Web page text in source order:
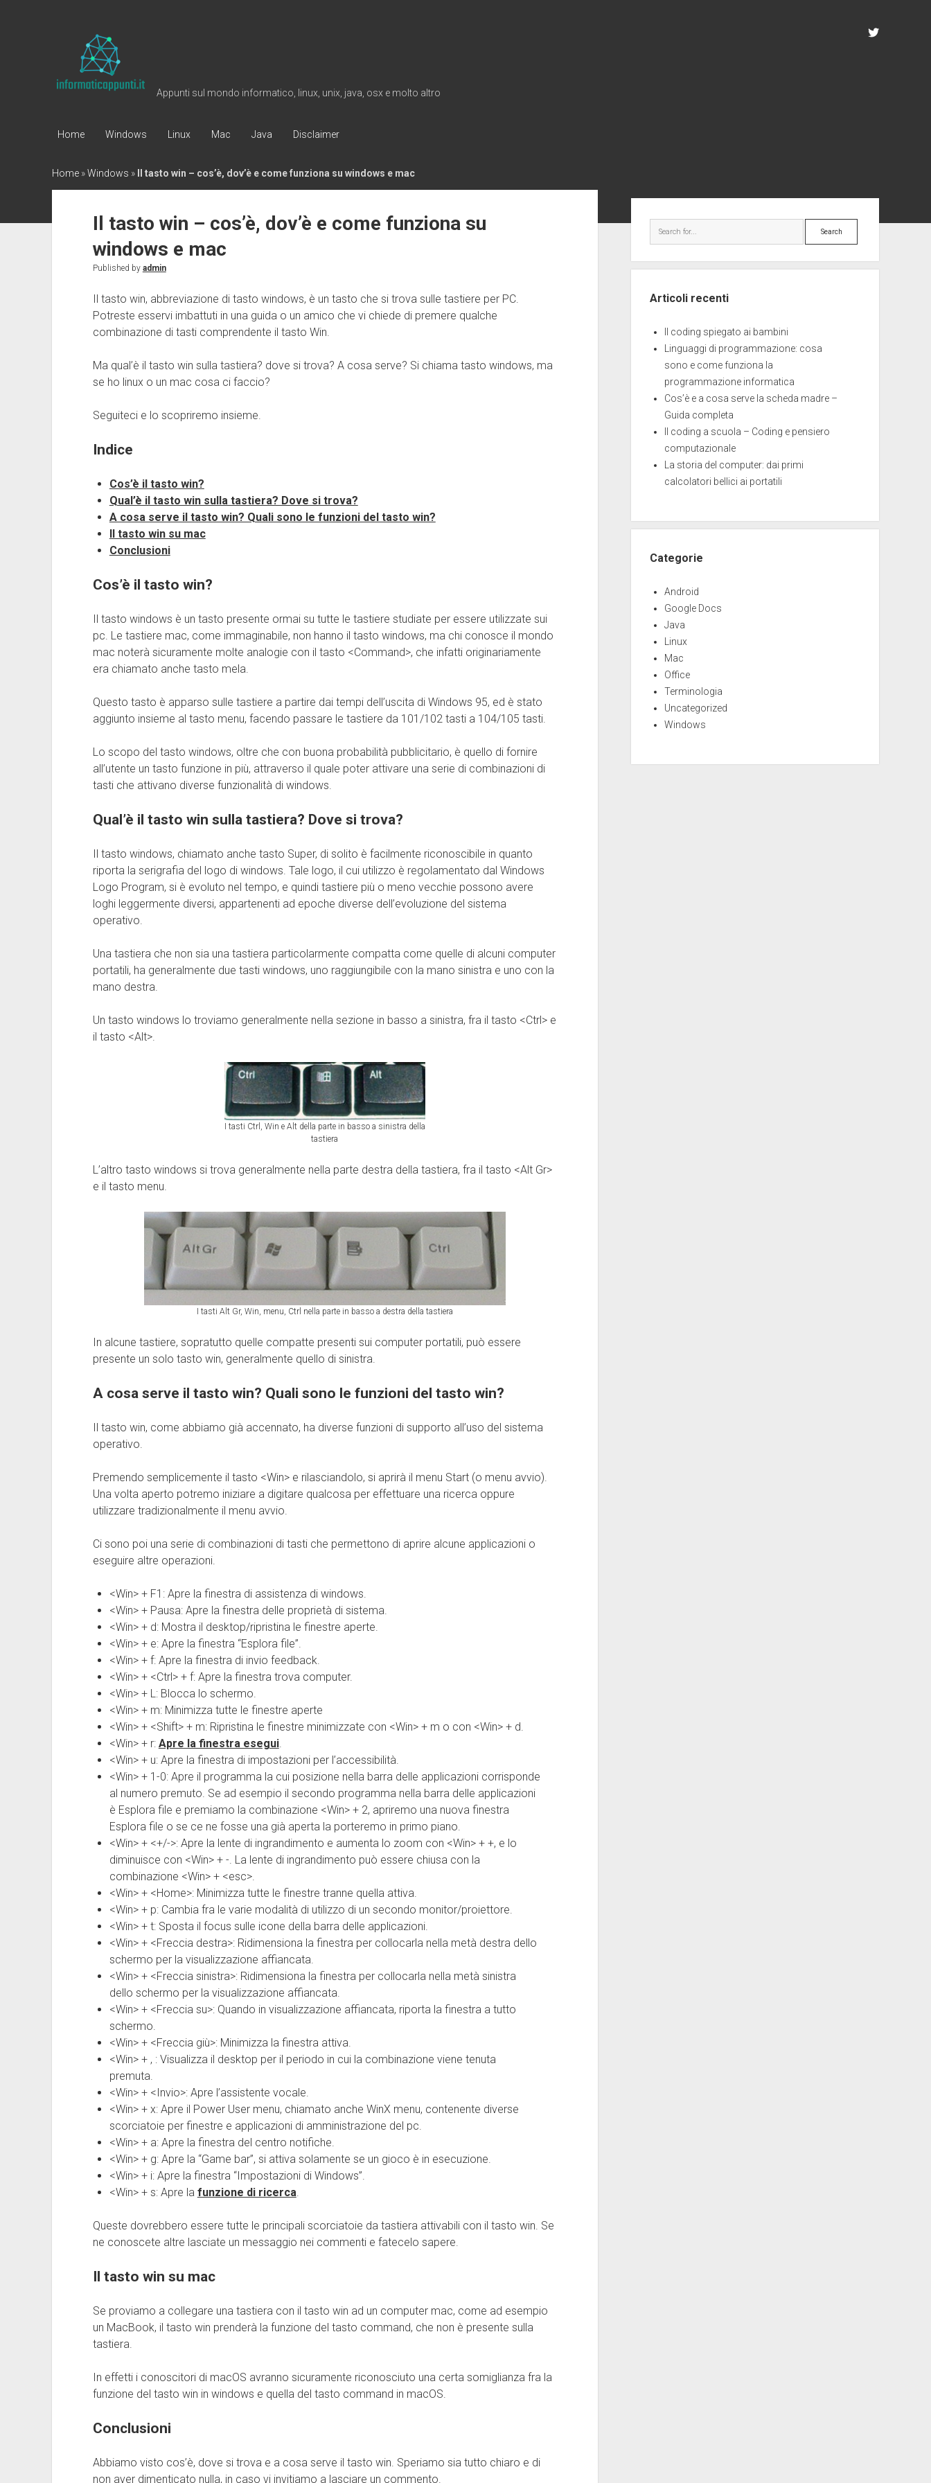
Informaticappunti
Appunti sul mondo informatico, linux, unix, java, osx e molto altro
twitter
Home Windows Linux Mac Java Disclaimer
Home»Windows » Il tasto win – cos’è, dov’è e come funziona su windows e mac
Il tasto win – cos’è, dov’è e come funziona su
windows e mac
Published by admin
Il tasto win, abbreviazione di tasto windows, è un tasto che si trova sulle tastiere per PC.
Potreste esservi imbattuti in una guida o un amico che vi chiede di premere qualche
combinazione di tasti comprendente il tasto Win.
Ma qual’è il tasto win sulla tastiera? dove si trova? A cosa serve? Si chiama tasto windows, ma
se ho linux o un mac cosa ci faccio?
Seguiteci e lo scopriremo insieme.
Indice
Cos’è il tasto win?
Qual’è il tasto win sulla tastiera? Dove si trova?
A cosa serve il tasto win? Quali sono le funzioni del tasto win?
Il tasto win su mac
Conclusioni
Cos’è il tasto win?
Il tasto windows è un tasto presente ormai su tutte le tastiere studiate per essere utilizzate sui
pc. Le tastiere mac, come immaginabile, non hanno il tasto windows, ma chi conosce il mondo
mac noterà sicuramente molte analogie con il tasto <Command>, che infatti originariamente
era chiamato anche tasto mela.
Questo tasto è apparso sulle tastiere a partire dai tempi dell’uscita di Windows 95, ed è stato
aggiunto insieme al tasto menu, facendo passare le tastiere da 101/102 tasti a 104/105 tasti.
Lo scopo del tasto windows, oltre che con buona probabilità pubblicitario, è quello di fornire
all’utente un tasto funzione in più, attraverso il quale poter attivare una serie di combinazioni di
tasti che attivano diverse funzionalità di windows.
Qual’è il tasto win sulla tastiera? Dove si trova?
Il tasto windows, chiamato anche tasto Super, di solito è facilmente riconoscibile in quanto
riporta la serigrafia del logo di windows. Tale logo, il cui utilizzo è regolamentato dal Windows
Logo Program, si è evoluto nel tempo, e quindi tastiere più o meno vecchie possono avere
loghi leggermente diversi, appartenenti ad epoche diverse dell’evoluzione del sistema
operativo.
Una tastiera che non sia una tastiera particolarmente compatta come quelle di alcuni computer
portatili, ha generalmente due tasti windows, uno raggiungibile con la mano sinistra e uno con la
mano destra.
Un tasto windows lo troviamo generalmente nella sezione in basso a sinistra, fra il tasto <Ctrl> e
il tasto <Alt>.
I tasti Ctrl, Win e Alt della parte in basso a sinistra della
tastiera
L’altro tasto windows si trova generalmente nella parte destra della tastiera, fra il tasto <Alt Gr>
e il tasto menu.
I tasti Alt Gr, Win, menu, Ctrl nella parte in basso a destra della tastiera
In alcune tastiere, sopratutto quelle compatte presenti sui computer portatili, può essere
presente un solo tasto win, generalmente quello di sinistra.
A cosa serve il tasto win? Quali sono le funzioni del tasto win?
Il tasto win, come abbiamo già accennato, ha diverse funzioni di supporto all’uso del sistema
operativo.
Premendo semplicemente il tasto <Win> e rilasciandolo, si aprirà il menu Start (o menu avvio).
Una volta aperto potremo iniziare a digitare qualcosa per effettuare una ricerca oppure
utilizzare tradizionalmente il menu avvio.
Ci sono poi una serie di combinazioni di tasti che permettono di aprire alcune applicazioni o
eseguire altre operazioni.
<Win> + F1: Apre la finestra di assistenza di windows.
<Win> + Pausa: Apre la finestra delle proprietà di sistema.
<Win> + d: Mostra il desktop/ripristina le finestre aperte.
<Win> + e: Apre la finestra “Esplora file”.
<Win> + f: Apre la finestra di invio feedback.
<Win> + <Ctrl> + f: Apre la finestra trova computer.
<Win> + L: Blocca lo schermo.
<Win> + m: Minimizza tutte le finestre aperte
<Win> + <Shift> + m: Ripristina le finestre minimizzate con <Win> + m o con <Win> + d.
<Win> + r: Apre la finestra esegui.
<Win> + u: Apre la finestra di impostazioni per l’accessibilità.
<Win> + 1-0: Apre il programma la cui posizione nella barra delle applicazioni corrisponde
al numero premuto. Se ad esempio il secondo programma nella barra delle applicazioni
è Esplora file e premiamo la combinazione <Win> + 2, apriremo una nuova finestra
Esplora file o se ce ne fosse una già aperta la porteremo in primo piano.
<Win> + <+/->: Apre la lente di ingrandimento e aumenta lo zoom con <Win> + +, e lo
diminuisce con <Win> + -. La lente di ingrandimento può essere chiusa con la
combinazione <Win> + <esc>.
<Win> + <Home>: Minimizza tutte le finestre tranne quella attiva.
<Win> + p: Cambia fra le varie modalità di utilizzo di un secondo monitor/proiettore.
<Win> + t: Sposta il focus sulle icone della barra delle applicazioni.
<Win> + <Freccia destra>: Ridimensiona la finestra per collocarla nella metà destra dello
schermo per la visualizzazione affiancata.
<Win> + <Freccia sinistra>: Ridimensiona la finestra per collocarla nella metà sinistra
dello schermo per la visualizzazione affiancata.
<Win> + <Freccia su>: Quando in visualizzazione affiancata, riporta la finestra a tutto
schermo.
<Win> + <Freccia giù>: Minimizza la finestra attiva.
<Win> + , : Visualizza il desktop per il periodo in cui la combinazione viene tenuta
premuta.
<Win> + <Invio>: Apre l’assistente vocale.
<Win> + x: Apre il Power User menu, chiamato anche WinX menu, contenente diverse
scorciatoie per finestre e applicazioni di amministrazione del pc.
<Win> + a: Apre la finestra del centro notifiche.
<Win> + g: Apre la “Game bar”, si attiva solamente se un gioco è in esecuzione.
<Win> + i: Apre la finestra “Impostazioni di Windows”.
<Win> + s: Apre la funzione di ricerca.
Queste dovrebbero essere tutte le principali scorciatoie da tastiera attivabili con il tasto win. Se
ne conoscete altre lasciate un messaggio nei commenti e fatecelo sapere.
Il tasto win su mac
Se proviamo a collegare una tastiera con il tasto win ad un computer mac, come ad esempio
un MacBook, il tasto win prenderà la funzione del tasto command, che non è presente sulla
tastiera.
In effetti i conoscitori di macOS avranno sicuramente riconosciuto una certa somiglianza fra la
funzione del tasto win in windows e quella del tasto command in macOS.
Conclusioni
Abbiamo visto cos’è, dove si trova e a cosa serve il tasto win. Speriamo sia tutto chiaro e di
non aver dimenticato nulla, in caso vi invitiamo a lasciare un commento.
Search
Articoli recenti
Il coding spiegato ai bambini
Linguaggi di programmazione: cosa
sono e come funziona la
programmazione informatica
Cos’è e a cosa serve la scheda madre –
Guida completa
Il coding a scuola – Coding e pensiero
computazionale
La storia del computer: dai primi
calcolatori bellici ai portatili
Categorie
Android
Google Docs
Java
Linux
Mac
Office
Terminologia
Uncategorized
Windows